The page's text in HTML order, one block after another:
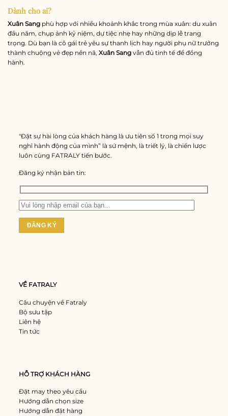
Dành cho ai?
Xuân Sang phù hợp với nhiều khoảnh khắc trong mùa xuân: du xuân
đầu năm, chụp ảnh kỷ niệm, dự tiệc nhẹ hay những dịp lễ trang
trọng. Dù bạn là cô gái trẻ yêu sự thanh lịch hay người phụ nữ trưởng
thành chuộng vẻ đẹp nền nã, Xuân Sang vẫn đủ tinh tế để đồng
hành.
"Đặt sự hài lòng của khách hàng là ưu tiên số 1 trong mọi suy
nghĩ hành động của mình” là sứ mệnh, là triết lý, là chiến lược
luôn cùng FATRALY tiến bước.
Đăng ký nhận bản tin:
VỀ FATRALY
Câu chuyện về Fatraly
Bộ sưu tập
Liên hệ
Tin tức
HỖ TRỢ KHÁCH HÀNG
Đặt may theo yêu cầu
Hướng dẫn chọn size
Hướng dẫn đặt hàng